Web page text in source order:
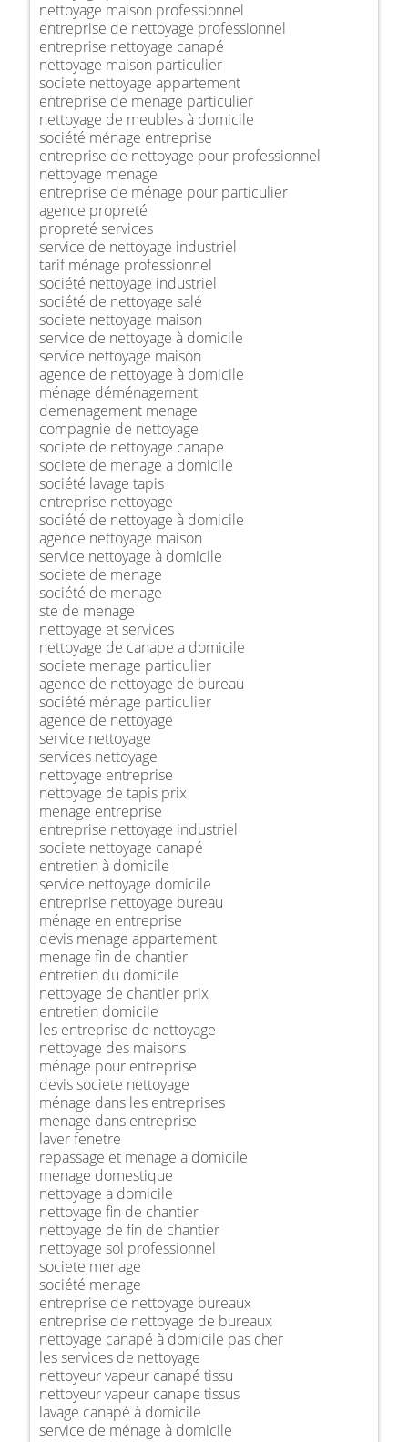
nettoyage maison professionnel
entreprise de nettoyage professionnel
entreprise nettoyage canapé
nettoyage maison particulier
societe nettoyage appartement
entreprise de menage particulier
nettoyage de meubles à domicile
société ménage entreprise
entreprise de nettoyage pour professionnel
nettoyage menage
entreprise de ménage pour particulier
agence propreté
propreté services
service de nettoyage industriel
tarif ménage professionnel
société nettoyage industriel
société de nettoyage salé
societe nettoyage maison
service de nettoyage à domicile
service nettoyage maison
agence de nettoyage à domicile
ménage déménagement
demenagement menage
compagnie de nettoyage
societe de nettoyage canape
societe de menage a domicile
société lavage tapis
entreprise nettoyage
société de nettoyage à domicile
agence nettoyage maison
service nettoyage à domicile
societe de menage
société de menage
ste de menage
nettoyage et services
nettoyage de canape a domicile
societe menage particulier
agence de nettoyage de bureau
société ménage particulier
agence de nettoyage
service nettoyage
services nettoyage
nettoyage entreprise
nettoyage de tapis prix
menage entreprise
entreprise nettoyage industriel
societe nettoyage canapé
entretien à domicile
service nettoyage domicile
entreprise nettoyage bureau
ménage en entreprise
devis menage appartement
menage fin de chantier
entretien du domicile
nettoyage de chantier prix
entretien domicile
les entreprise de nettoyage
nettoyage des maisons
ménage pour entreprise
devis societe nettoyage
ménage dans les entreprises
menage dans entreprise
laver fenetre
repassage et menage a domicile
menage domestique
nettoyage a domicile
nettoyage fin de chantier
nettoyage de fin de chantier
nettoyage sol professionnel
societe menage
société menage
entreprise de nettoyage bureaux
entreprise de nettoyage de bureaux
nettoyage canapé à domicile pas cher
les services de nettoyage
nettoyeur vapeur canapé tissu
nettoyeur vapeur canape tissus
lavage canapé à domicile
service de ménage à domicile